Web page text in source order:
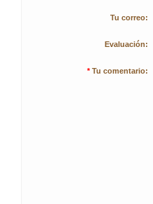
Tu correo:
Evaluación:
* Tu comentario: